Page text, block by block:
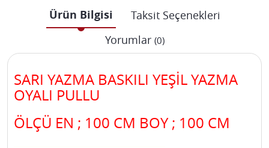
Ürün Bilgisi
Taksit Seçenekleri
Yorumlar (0)
SARI YAZMA BASKILI YEŞİL YAZMA
OYALI PULLU
ÖLÇÜ EN ; 100 CM BOY ; 100 CM